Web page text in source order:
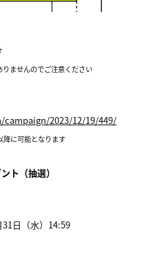
ませんのでご注意ください
2023/12/19/449/
に可能となります
ト（抽選）​
日（水）14:59